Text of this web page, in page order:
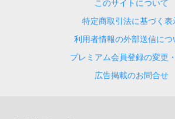
このサイトについて
特定商取引法に基づく表
利用者情報の外部送信につ
プレミアム会員登録の変更
広告掲載のお問合せ